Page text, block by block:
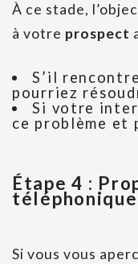
À ce stade,
à votre prospect
S’il
pourriez
Si votre
ce problème et
Étape 4 :
Si vous vous